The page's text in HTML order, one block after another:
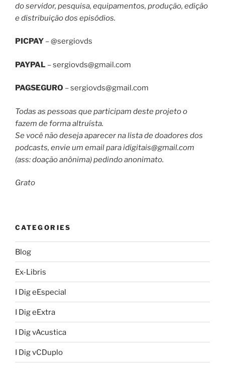
do servidor, pesquisa, equipamentos, produção, edição
e distribuição dos episódios.
PICPAY – @sergiovds
PAYPAL –sergiovds@gmail.com
PAGSEGURO –sergiovds@gmail.com
Todas as pessoas que participam deste projeto o
fazem de forma altruísta.
Se você não deseja aparecer na lista de doadores dos
podcasts, envie um email paraidigitais@gmail.com
(ass: doação anônima) pedindo anonimato.
Grato
CATEGORIES
Blog
Ex-Libris
I Dig eEspecial
I Dig eExtra
I Dig vAcustica
I Dig vCDuplo